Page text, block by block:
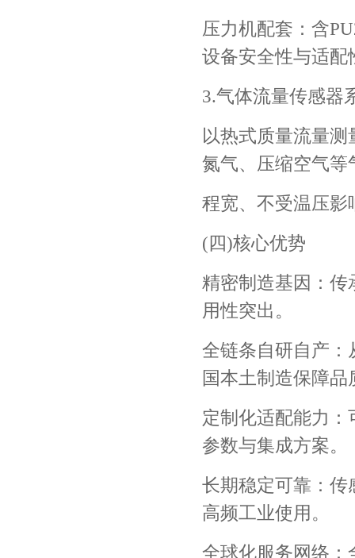
压力机配套：含
设备安全性与适配
3.气体流量传感器
以热式质量流量测
氮气、压缩空气等
程宽、不受温压影
(四)核心优势
精密制造基因：传
用性突出。
全链条自研自产：
国本土制造保障品
定制化适配能力
参数与集成方案。
长期稳定可靠：传
高频工业使用。
全球化服务网络：